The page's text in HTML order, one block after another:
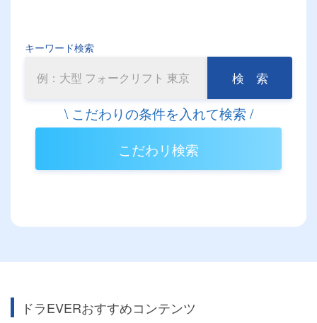
キーワード検索
検 索
こだわリ検索
ドラEVERおすすめコンテンツ